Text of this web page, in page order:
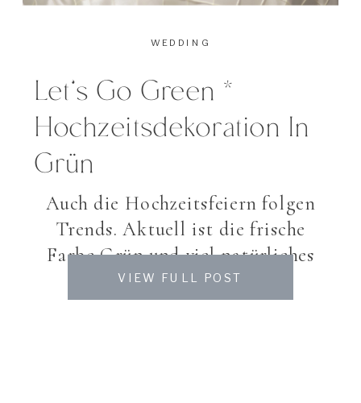
Auch die Hochzeitsfeiern folgen
Trends. Aktuell ist die frische
Farbe Grün und viel natürliches
Material oft auf der
Hochzeitstafel vertreten. Das spart
Let’s Go Green *
Hochzeitsdekoration In
Grün
WEDDING
VIEW FULL POST